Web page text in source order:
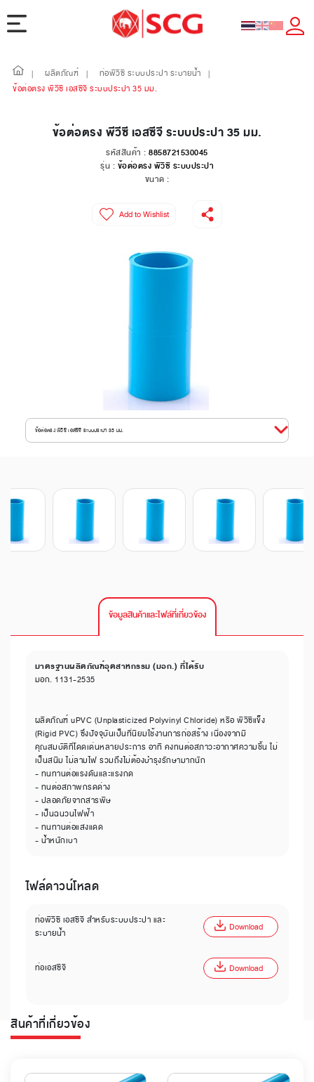
| ผลิตภัณฑ์ | ท่อพีวีซี ระบบประปา ระบายน้ำ
|
ข้อต่อตรง พีวีซี เอสซีจี ระบบประปา 35 มม.
ข้อต่อตรง พีวีซี เอสซีจี ระบบประปา 35 มม.
รหัสสินค้า : 8858721530045
รุ่น : ข้อต่อตรง พีวีซี ระบบประปา
ขนาด :
Add to Wishlist
ข้อต่อตรง พีวีซี เอสซีจี ระบบประปา 35 มม.
ข้อมูลสินค้าและไฟล์ที่เกี่ยวข้อง
มาตรฐานผลิตภัณฑ์อุตสาหกรรม (มอก.) ที่ได้รับ
มอก. 1131-2535
ผลิตภัณฑ์ uPVC (Unplasticized Polyvinyl Chloride) หรือ พีวีซีแข็ง
(Rigid PVC) ซึ่งปัจจุบันเป็นที่นิยมใช้งานการก่อสร้าง เนื่องจากมี
คุณสมบัติที่โดดเด่นหลายประการ อาทิ คงทนต่อสภาวะอากาศความชื้น ไม่
เป็นสนิม ไม่ลามไฟ รวมถึงไม่ต้องบำรุงรักษามากนัก
- ทนทานต่อแรงดันและแรงกด
- ทนต่อสภาพกรดด่าง
- ปลอดภัยจากสารพิษ
- เป็นฉนวนไฟฟ้า
- ทนทานต่อแสงแดด
- น้ำหนักเบา
ไฟล์ดาวน์โหลด
ท่อพีวีซี เอสซีจี สำหรับระบบประปา และ
ระบายน้ำ
Download
ท่อเอสซีจี Download
สินค้าที่เกี่ยวข้อง